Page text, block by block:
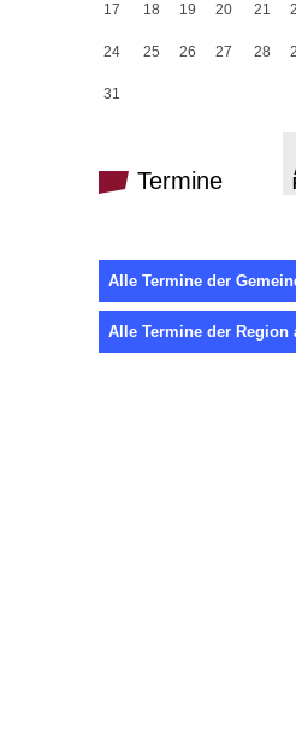
17 18 19 20 21
24 25 26 27 28
31
Termine
Alle Termine der
Alle Termine der Region